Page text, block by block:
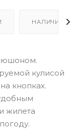
НАЛИЧИЕ
кулисой
кнопках.
жилета